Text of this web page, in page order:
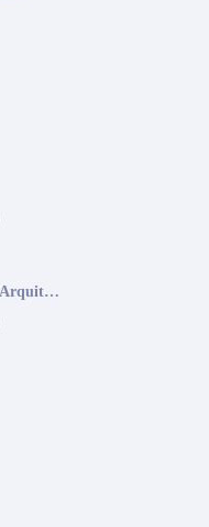
Toño Vázquez Rosales, Arquitecto